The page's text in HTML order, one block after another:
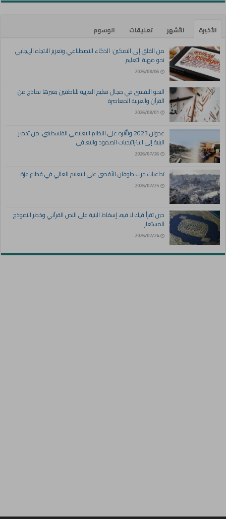
الأخيرة الأشهر تعليقات
الوسوم
من القلق إلى التمكين: الذكاء الاصطناعي وتعزيز الاتجاه الإيجابي
نحو مهنة التعليم
2026/08/06
النحو النفسي في مجال تعليم العربية للناطقين بغيرها نماذج من
القرآن والعربية المعاصرة
2026/08/01
عدوان 2023 وتأثيره على النظام التعليمي الفلسطيني: من تدمير
البنية إلى استراتيجيات الصمود والتعافي
2026/07/26
تداعيات حرب طوفان الأقصى على التعليم العالي في قطاع غزة
2026/07/25
حين تقرأ فيك لا فيه، إسقاط البنية على النص القرآني وخطر النموذج
المستعار
2026/07/24